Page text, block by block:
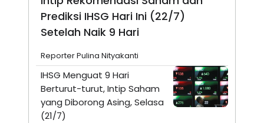
Prediksi IHSG Hari Ini (22/7)
Setelah Naik 9 Hari
Reporter Pulina Nityakanti
IHSG Menguat 9 Hari
Berturut-turut, Intip Saham
yang Diborong Asing, Selasa
(21/7)